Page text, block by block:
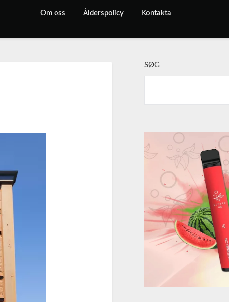
Om oss Ålderspolicy Kontakta
SØG